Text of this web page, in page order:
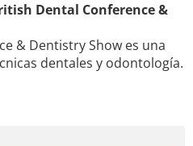
Dental Conference &
& Dentistry Show es una
dentales y odontología.